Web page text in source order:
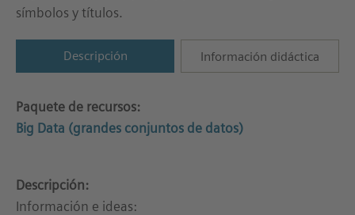
símbolos y títulos.
Descripción Información didáctica
Paquete de recursos:
Big Data (grandes conjuntos de datos)
Descripción:
Información e ideas: